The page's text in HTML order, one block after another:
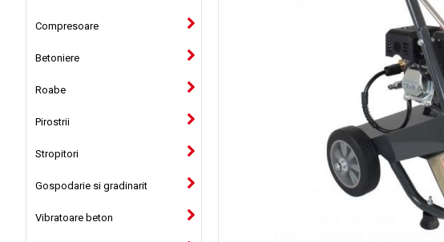
Compresoare
Betoniere
Roabe
Pirostrii
Stropitori
Gospodarie si gradinarit
Vibratoare beton